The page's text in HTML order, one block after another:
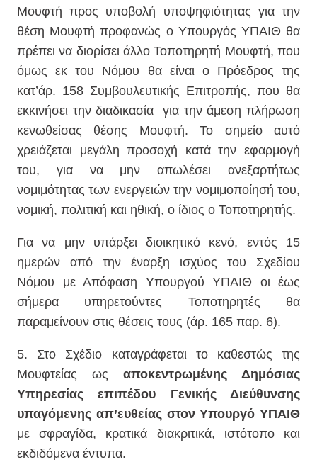
Μουφτή προς υποβολή υποψηφιότητας για την
θέση Μουφτή προφανώς ο Υπουργός ΥΠΑΙΘ θα
πρέπει να διορίσει άλλο Τοποτηρητή Μουφτή, που
όμως εκ του Νόμου θα είναι ο Πρόεδρος της
κατ’άρ. 158 Συμβουλευτικής Επιτροπής, που θα
εκκινήσει την διαδικασία
για την άμεση πλήρωση
κενωθείσας θέσης Μουφτή. Το σημείο αυτό
χρειάζεται μεγάλη προσοχή κατά την εφαρμογή
του, για να μην απωλέσει ανεξαρτήτως
νομιμότητας των ενεργειών την νομιμοποίησή του,
νομική, πολιτική και ηθική, ο ίδιος ο Τοποτηρητής.
Για να μην υπάρξει διοικητικό κενό, εντός 15
ημερών από την έναρξη ισχύος του Σχεδίου
Νόμου με Απόφαση Υπουργού ΥΠΑΙΘ οι έως
σήμερα υπηρετούντες Τοποτηρητές θα
παραμείνουν στις θέσεις τους (άρ. 165 παρ. 6).
5. Στο Σχέδιο καταγράφεται το καθεστώς της
Μουφτείας ως αποκεντρωμένης Δημόσιας
Υπηρεσίας επιπέδου Γενικής Διεύθυνσης
υπαγόμενης απ’ευθείας στον Υπουργό ΥΠΑΙΘ
με σφραγίδα, κρατικά διακριτικά, ιστότοπο και
εκδιδόμενα έντυπα.